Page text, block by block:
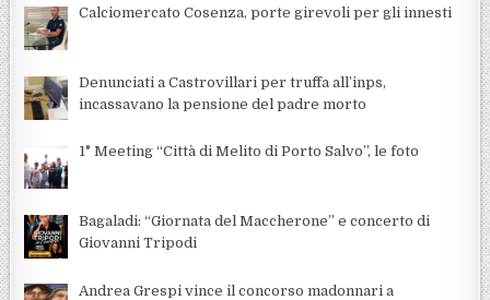
Calciomercato Cosenza, porte girevoli per gli innesti
Denunciati a Castrovillari per truffa all’inps,
incassavano la pensione del padre morto
1° Meeting “Città di Melito di Porto Salvo”, le foto
Bagaladi: “Giornata del Maccherone” e concerto di
Giovanni Tripodi
Andrea Grespi vince il concorso madonnari a